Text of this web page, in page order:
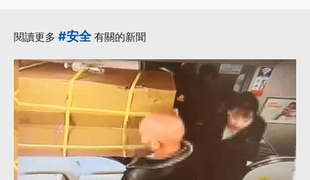
閱讀更多 #安全有關的新聞